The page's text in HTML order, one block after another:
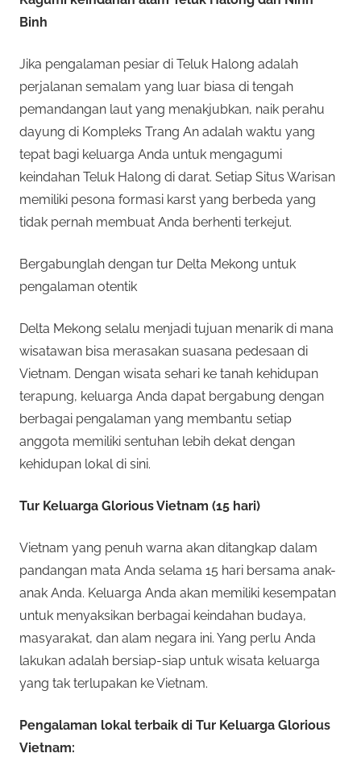
Binh
Jika pengalaman pesiar di Teluk Halong adalah
perjalanan semalam yang luar biasa di tengah
pemandangan laut yang menakjubkan, naik perahu
dayung di Kompleks Trang An adalah waktu yang
tepat bagi keluarga Anda untuk mengagumi
keindahan Teluk Halong di darat. Setiap Situs Warisan
memiliki pesona formasi karst yang berbeda yang
tidak pernah membuat Anda berhenti terkejut.
Bergabunglah dengan tur Delta Mekong untuk
pengalaman otentik
Delta Mekong selalu menjadi tujuan menarik di mana
wisatawan bisa merasakan suasana pedesaan di
Vietnam. Dengan wisata sehari ke tanah kehidupan
terapung, keluarga Anda dapat bergabung dengan
berbagai pengalaman yang membantu setiap
anggota memiliki sentuhan lebih dekat dengan
kehidupan lokal di sini.
Tur Keluarga Glorious Vietnam (15 hari)
Vietnam yang penuh warna akan ditangkap dalam
pandangan mata Anda selama 15 hari bersama anak-
anak Anda. Keluarga Anda akan memiliki kesempatan
untuk menyaksikan berbagai keindahan budaya,
masyarakat, dan alam negara ini. Yang perlu Anda
lakukan adalah bersiap-siap untuk wisata keluarga
yang tak terlupakan ke Vietnam.
Pengalaman lokal terbaik di Tur Keluarga Glorious
Vietnam: